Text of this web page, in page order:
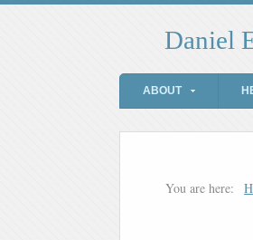
Daniel
ABOUT
You are here: